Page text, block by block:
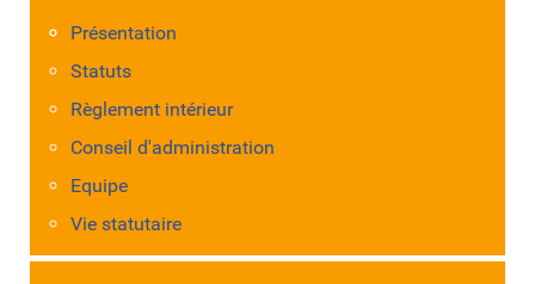
Présentation
Statuts
Règlement intérieur
Conseil d'administration
Equipe
Vie statutaire